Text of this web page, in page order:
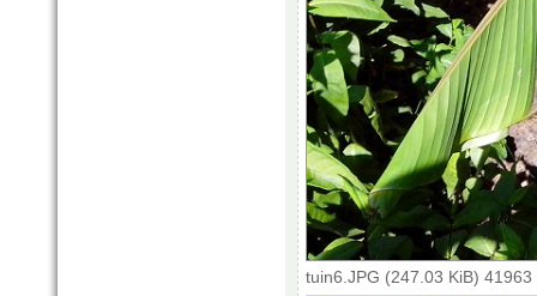
tuin6.JPG (247.03 KiB)